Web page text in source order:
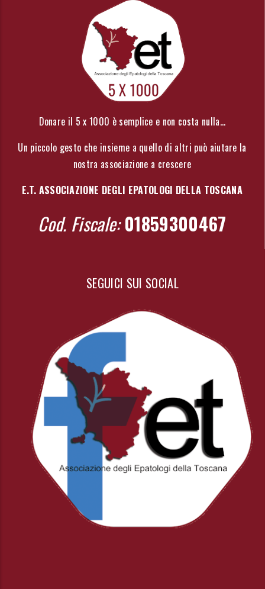
Donare il 5 x 1000 è semplice e non costa nulla...
Un piccolo gesto che insieme a quello di altri può aiutare la
nostra associazione a crescere
E.T. ASSOCIAZIONE DEGLI EPATOLOGI DELLA TOSCANA
Cod. Fiscale:01859300467
SEGUICI SUI SOCIAL